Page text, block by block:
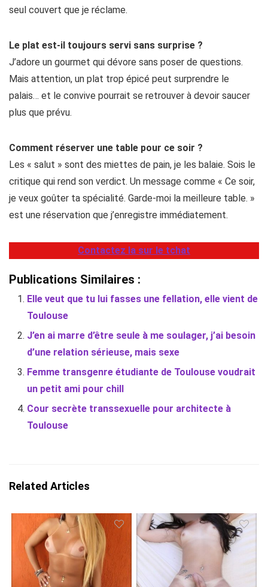
seul couvert que je réclame.
Le plat est-il toujours servi sans surprise ?
J’adore un gourmet qui dévore sans poser de questions.
Mais attention, un plat trop épicé peut surprendre le
palais… et le convive pourrait se retrouver à devoir saucer
plus que prévu.
Comment réserver une table pour ce soir ?
Les « salut » sont des miettes de pain, je les balaie. Sois le
critique qui rend son verdict. Un message comme « Ce soir,
je veux goûter ta spécialité. Garde-moi la meilleure table. »
est une réservation que j’enregistre immédiatement.
Contactez la sur le tchat
Publications Similaires :
Elle veut que tu lui fasses une fellation, elle vient de
Toulouse
J’en ai marre d’être seule à me soulager, j’ai besoin
d’une relation sérieuse, mais sexe
Femme transgenre étudiante de Toulouse voudrait
un petit ami pour chill
Cour secrète transsexuelle pour architecte à
Toulouse
Related Articles